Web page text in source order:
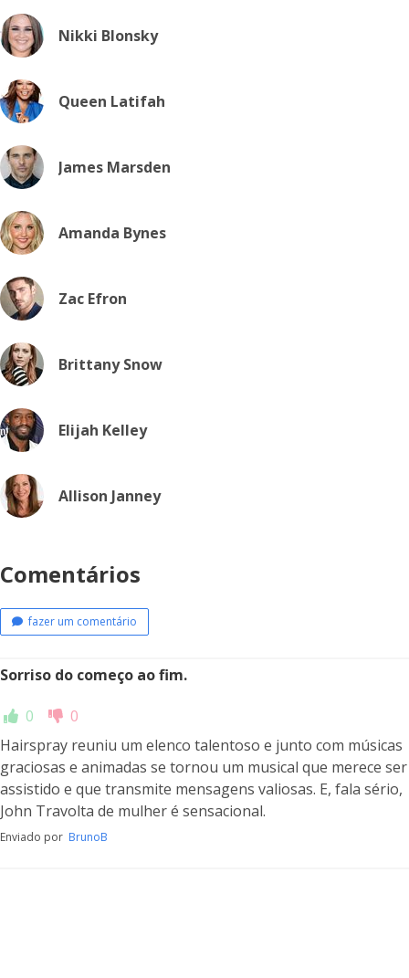
Nikki Blonsky
Queen Latifah
James Marsden
Amanda Bynes
Zac Efron
Brittany Snow
Elijah Kelley
Allison Janney
Comentários
fazer um comentário
Sorriso do começo ao fim.
0
0
Hairspray reuniu um elenco talentoso e junto com músicas
graciosas e animadas se tornou um musical que merece ser
assistido e que transmite mensagens valiosas. E, fala sério,
John Travolta de mulher é sensacional.
Enviado por BrunoB